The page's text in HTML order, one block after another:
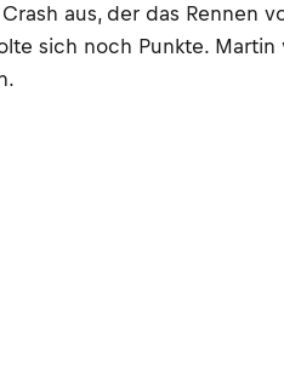
aus, der das Rennen
sich noch Punkte.